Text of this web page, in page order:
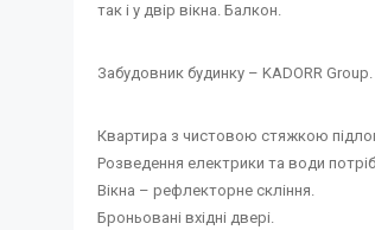
так і у двір вікна. Балкон.
Забудовник будинку – KADORR Group.
Квартира з чистовою стяжкою
Розведення електрики та води
Вікна – рефлекторне скління.
Броньовані вхідні двері.